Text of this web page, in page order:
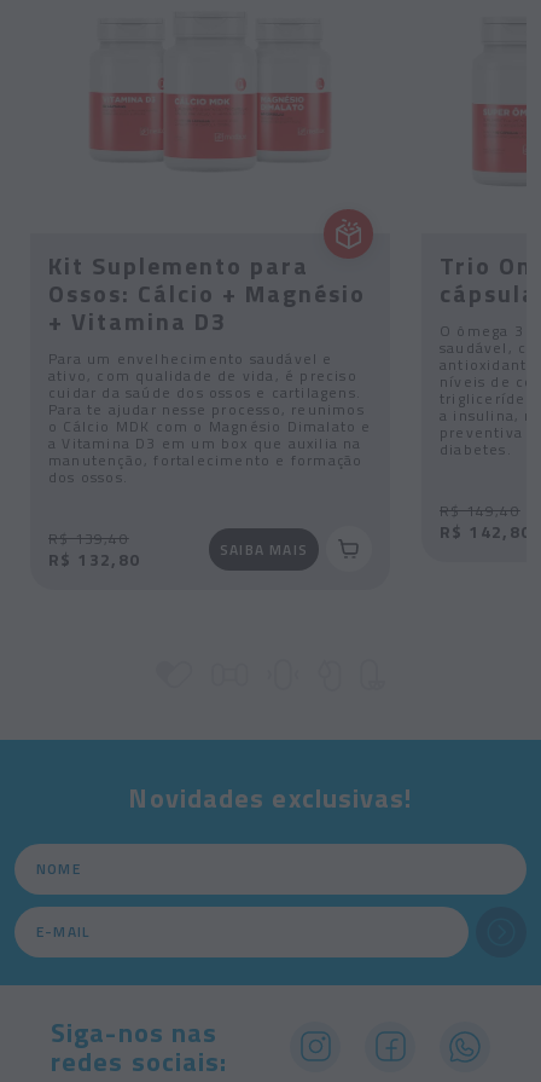
Kit Suplemento para
Ossos: Cálcio + Magnésio
+ Vitamina D3
Para um envelhecimento saudável e
ativo, com qualidade de vida, é preciso
cuidar da saúde dos ossos e cartilagens.
Para te ajudar nesse processo, reunimos
o Cálcio MDK com o Magnésio Dimalato e
a Vitamina D3 em um box que auxilia na
manutenção, fortalecimento e formação
dos ossos.
R$ 139,40
R$ 132,80 SAIBA MAIS
Trio
O ômega 3
saudável,
níveis de
a insulina,
preventiva
diabetes.
R$ 149,40
R$ 142,80
Novidades exclusivas!
Siga-nos nas
redes sociais: